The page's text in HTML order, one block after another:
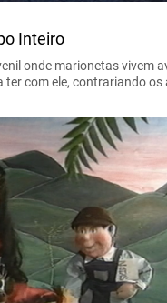
Inteiro
onde marionetas vivem
ter com ele, contrariando os